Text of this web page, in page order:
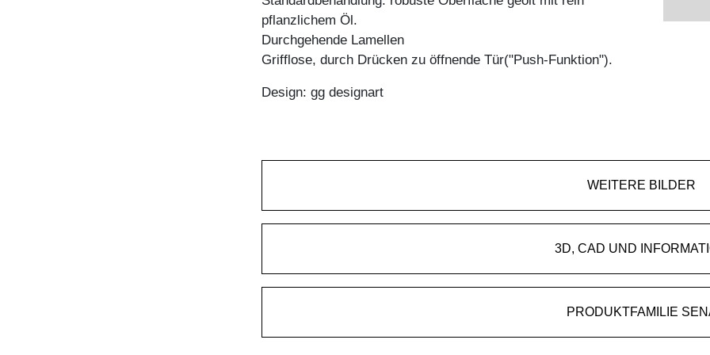
pflanzlichem Öl.
Durchgehende Lamellen
Grifflose, durch Drücken zu öffnende Tür("Push-Funktion").
Design: gg designart
WEITERE BILDER
3D, CAD UND
PRODUKTFAMILIE